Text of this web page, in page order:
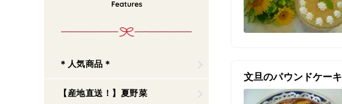
＊人気商品＊
【産地直送！】夏野菜
文旦のパウンドケーキ